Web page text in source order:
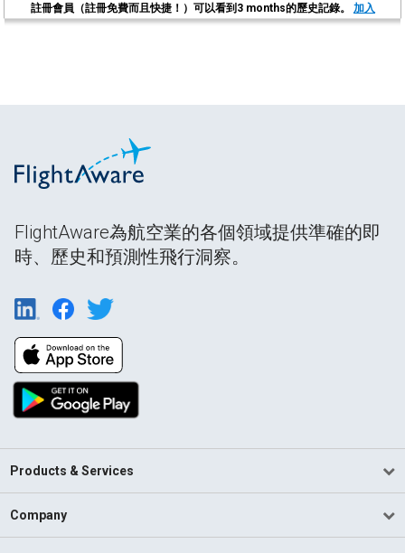
註冊會員（註冊免費而且快捷！）可以看到3 months的歷史記錄。 加入
FlightAware為航空業的各個領域提供準確的即
時、歷史和預測性飛行洞察。
Products & Services
Company